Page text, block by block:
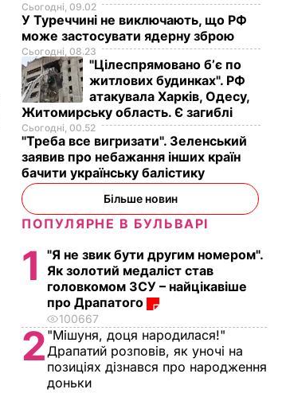
Сьогодні, 09.02
У Туреччині не виключають, що РФ
може застосувати ядерну зброю
Сьогодні, 08.23
"Цілеспрямовано бʼє по
житлових будинках". РФ
атакувала Харків, Одесу,
Житомирську область. Є загиблі
Сьогодні, 00.52
"Треба все вигризати". Зеленський
заявив про небажання інших країн
бачити українську балістику
Більше новин
ПОПУЛЯРНЕ В БУЛЬВАРІ
1
"Я не звик бути другим номером".
Як золотий медаліст став
головкомом ЗСУ – найцікавіше
про Драпатого
100667
2 "Мішуня, доця народилася!"
Драпатий розповів, як уночі на
позиціях дізнався про народження
доньки